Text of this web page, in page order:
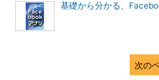
基礎から分かる、
次の